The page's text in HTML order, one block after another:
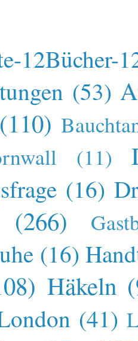
12Bücher-
(53)
(110)
(11)
(16)
(266)
(16)
Häkeln
(41)